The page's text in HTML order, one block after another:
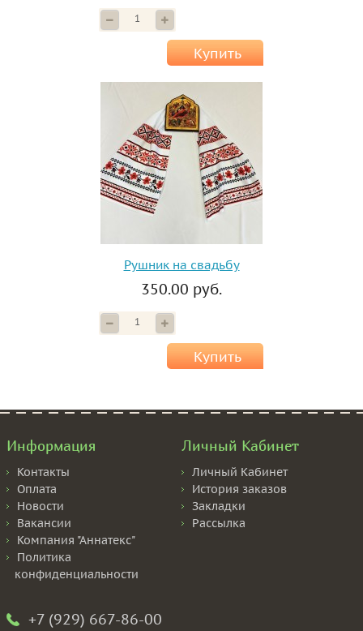
Купить
Рушник на свадьбу
350.00 руб.
Купить
Информация
Контакты
Оплата
Новости
Вакансии
Компания "Аннатекс"
Политика
конфиденциальности
Личный Кабинет
Личный Кабинет
История заказов
Закладки
Рассылка
+7 (929) 667-86-00